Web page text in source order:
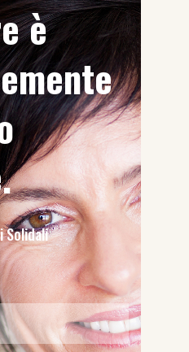
è
Solidali